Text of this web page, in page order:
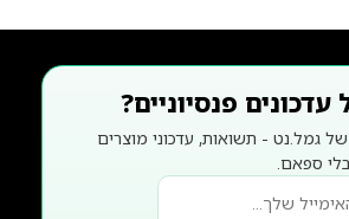
פנסיוניים?
של גמל.נט - תשואות, עדכוני מוצרים
בלי ספאם.